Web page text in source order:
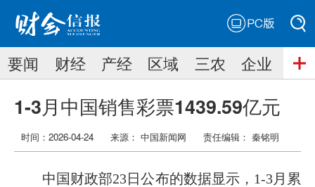
搜索
搜索
要闻 财经 产经 区域 三农 企业
1-3月中国销售彩票1439.59亿元
时间：2026-04-24 来源： 中国新闻网 责任编辑： 秦铭明
中国财政部23日公布的数据显示，1-3月累